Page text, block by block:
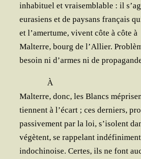
inha­bi­tuel et vrai­sem­blable : il
eur­asiens et de pay­sans fran­çais
et l’amertume, vivent côte à côte à
Mal­terre, bourg de l’Allier.
besoin ni d’armes ni de
À
Mal­terre, donc, les Blancs
tiennent à l’écart ; ces der­niers,
pas­si­ve­ment par la loi, s’isolent
végètent, se rap­pe­lant
indo­chi­noise. Certes, ils ne font